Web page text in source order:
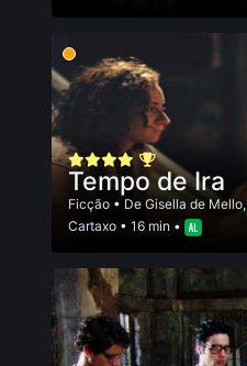
Tempo de Ira
Ficção • De Gisella de Mello,
Cartaxo • 16 min •